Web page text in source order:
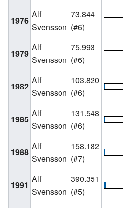
1976
Alf
Svensson
73.844
(#6)
1979
Alf
Svensson
75.993
(#6)
1982
Alf
Svensson
103.820
(#6)
1985
Alf
Svensson
131.548
(#6)
1988
Alf
Svensson
158.182
(#7)
1991
Alf
Svensson
390.351
(#5)